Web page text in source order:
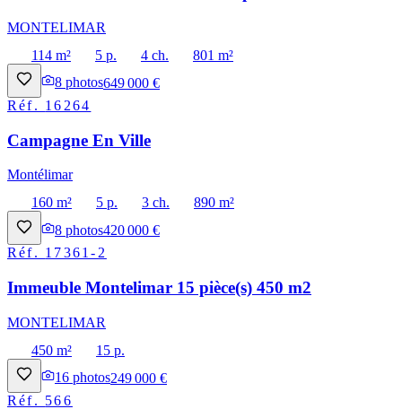
MONTELIMAR
114 m²
5 p. 4 ch.
801 m²
8 photos649 000 €
Réf. 16264
Campagne En Ville
Montélimar
160 m²
5 p. 3 ch.
890 m²
8 photos420 000 €
Réf. 17361-2
Immeuble Montelimar 15 pièce(s) 450 m2
MONTELIMAR
450 m²
15 p.
16 photos249 000 €
Réf. 566